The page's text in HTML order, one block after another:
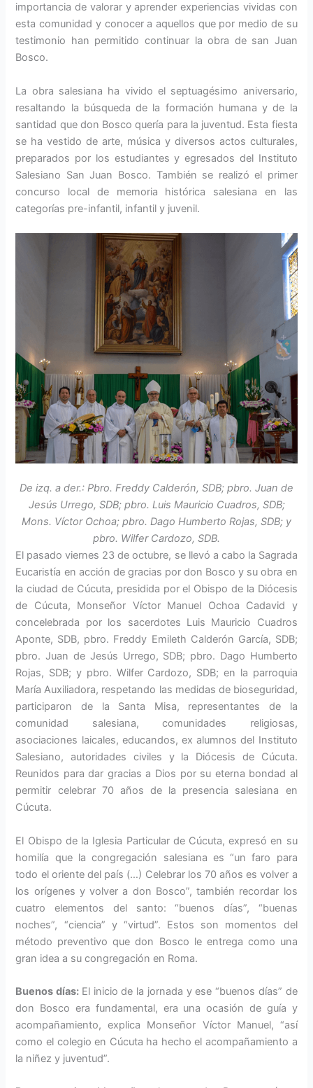
importancia de valorar y apren­der experiencias vividas con
esta comu­nidad y conocer a aquellos que por medio de su
testimonio han permitido continuar la obra de san Juan
Bosco.
La obra salesiana ha vivido el septuagésimo aniversario,
resaltando la búsqueda de la formación humana y de la
santidad que don Bosco quería para la juventud. Esta fiesta
se ha vestido de arte, música y diversos actos culturales,
preparados por los estudiantes y egresados del Instituto
Salesiano San Juan Bosco. También se realizó el primer
concur­so local de memoria histórica salesiana en las
categorías pre-infantil, infantil y juvenil.
De izq. a der.: Pbro. Freddy Calderón, SDB; pbro. Juan de
Jesús Urrego, SDB; pbro. Luis Mauricio Cuadros, SDB;
Mons. Víctor Ochoa; pbro. Dago Humberto Rojas, SDB; y
pbro. Wilfer Cardozo, SDB.
El pasado viernes 23 de octubre, se llevó a cabo la Sagrada
Eucaristía en acción de gra­cias por don Bosco y su obra en
la ciudad de Cúcuta, presidida por el Obispo de la Diócesis
de Cúcuta, Monseñor Víctor Ma­nuel Ochoa Cadavid y
concelebrada por los sacerdotes Luis Mauricio Cuadros
Aponte, SDB, pbro. Freddy Emileth Calderón Gar­cía, SDB;
pbro. Juan de Jesús Urrego, SDB; pbro. Dago Humberto
Rojas, SDB; y pbro. Wilfer Cardozo, SDB; en la parroquia
Ma­ría Auxiliadora, respetando las medidas de bioseguridad,
participaron de la Santa Misa, representantes de la
comunidad salesiana, comunidades religiosas,
asociaciones lai­cales, educandos, ex alumnos del Instituto
Salesiano, autoridades civiles y la Diócesis de Cúcuta.
Reunidos para dar gracias a Dios por su eterna bondad al
permitir celebrar 70 años de la presencia salesiana en
Cúcuta.
El Obispo de la Iglesia Particular de Cúcu­ta, expresó en su
homilía que la congregación salesiana es “un faro para
todo el oriente del país (…) Celebrar los 70 años es volver a
los oríge­nes y volver a don Bosco”, también recordar los
cuatro elementos del santo: “bue­nos días”, “buenas
noches”, “ciencia” y “virtud”. Estos son momentos del
método preventivo que don Bosco le entrega como una
gran idea a su congregación en Roma.
Buenos días: El inicio de la jornada y ese “buenos días” de
don Bosco era fundamental, era una ocasión de guía y
acompañamiento, explica Monseñor Víctor Manuel, “así
como el co­legio en Cúcuta ha hecho el acompañamien­to a
la niñez y juventud”.